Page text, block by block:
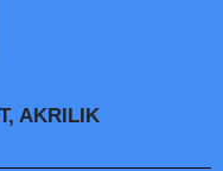
AKRILIK